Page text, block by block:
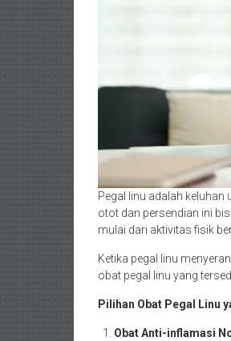
Pegal linu adalah
otot dan persendian ini
mulai dari aktivitas fisik
Ketika pegal linu
obat pegal linu yang
Pilihan Obat Pegal Linu
Obat Anti-inflamasi